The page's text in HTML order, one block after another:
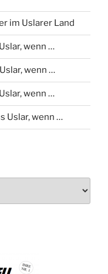
im Uslarer Land
wenn …
wenn …
wenn …
Uslar, wenn …